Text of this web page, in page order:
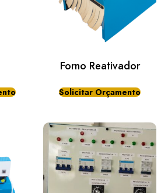
Forno Reativador
Solicitar Orçamento